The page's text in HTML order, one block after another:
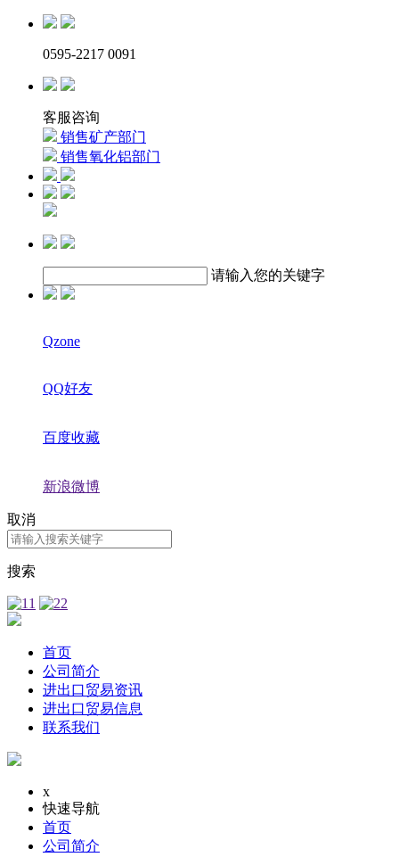
0595-2217 0091
客服咨询
销售矿产部门
销售氧化铝部门
请输入您的关键字
Qzone
QQ好友
百度收藏
新浪微博
取消
搜索
首页
公司简介
进出口贸易资讯
进出口贸易信息
联系我们
x
快速导航
首页
公司简介